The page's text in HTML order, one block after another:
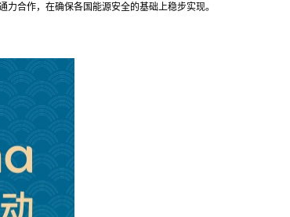
合作，在确保各国能源安全的基础上稳步实现。